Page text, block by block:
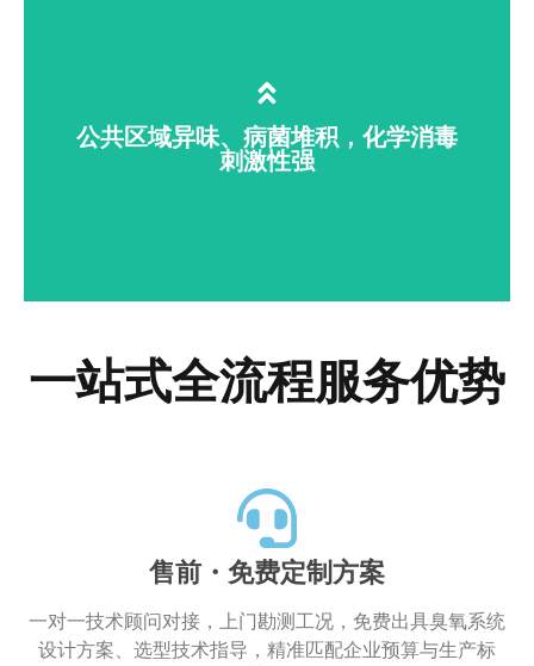
消毒水，不仅残留刺激性化学物质，还会
腐蚀纤维、缩短布草使用寿命。臭氧水替
代传统化学洗涤药剂，杀菌除臭同时保护
面料，无残留异味。
公共区域异味、病菌堆积，化学消毒
刺激性强
公厕、垃圾中转站等公共场景物体表面病
氧水消杀除臭一步到位，无刺激、无二次
化学残留。
一站式全流程服务优势
售前・免费定制方案
一对一技术顾问对接，上门勘测工况，免费出具臭氧系统
设计方案、选型技术指导，精准匹配企业预算与生产标